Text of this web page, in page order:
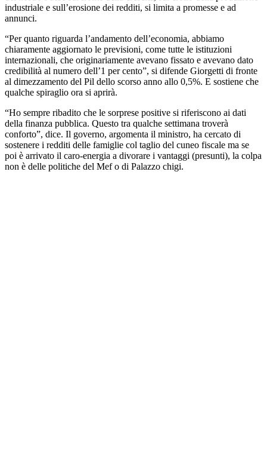
industriale e sull’erosione dei redditi, si limita a promesse e ad
annunci.
“Per quanto riguarda l’andamento dell’economia, abbiamo
chiaramente aggiornato le previsioni, come tutte le istituzioni
internazionali, che originariamente avevano fissato e avevano dato
credibilità al numero dell’1 per cento”, si difende Giorgetti di fronte
al dimezzamento del Pil dello scorso anno allo 0,5%. E sostiene che
qualche spiraglio ora si aprirà.
“Ho sempre ribadito che le sorprese positive si riferiscono ai dati
della finanza pubblica. Questo tra qualche settimana troverà
conforto”, dice. Il governo, argomenta il ministro, ha cercato di
sostenere i redditi delle famiglie col taglio del cuneo fiscale ma se
poi è arrivato il caro-energia a divorare i vantaggi (presunti), la colpa
non è delle politiche del Mef o di Palazzo chigi.